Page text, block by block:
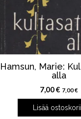
Hamsun, Marie:
alla
7,00€ 7,00€
Lisää